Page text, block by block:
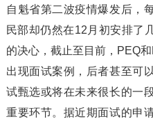
自魁省第二波疫情爆发后，
民部却仍然在12月初安排了
的决心，截止至目前，PEQ
出现面试案例，后者甚至可
试甄选或将在未来很长的一
重要环节。据近期面试的申